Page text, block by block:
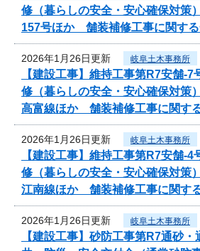
修（暮らしの安全・安心確保対策
157号ほか 舗装補修工事に関す
2026年1月26日更新 岐阜土木事務所
【建設工事】維持工事第R7安舗-
修（暮らしの安全・安心確保対策
高富線ほか 舗装補修工事に関す
2026年1月26日更新 岐阜土木事務所
【建設工事】維持工事第R7安
修（暮らしの安全・安心確保対策
江南線ほか 舗装補修工事に関す
2026年1月26日更新 岐阜土木事務所
【建設工事】砂防工事第R7通砂